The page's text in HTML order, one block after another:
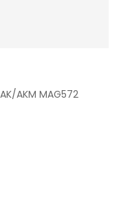
AKM MAG572